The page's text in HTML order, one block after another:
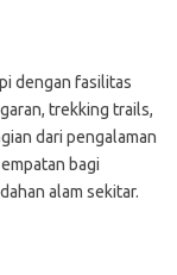
dengan fasilitas
trekking trails,
dari pengalaman
bagi
alam sekitar.